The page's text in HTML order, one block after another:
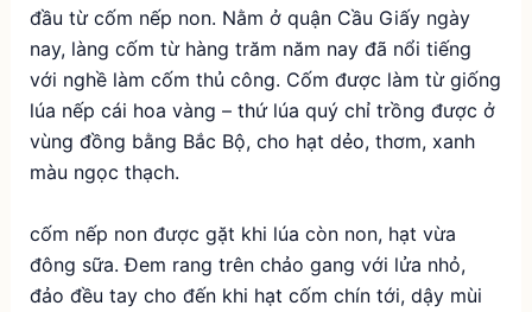
đầu từ cốm nếp non. Nằm ở quận Cầu Giấy ngày
nay, làng cốm từ hàng trăm năm nay đã nổi tiếng
với nghề làm cốm thủ công. Cốm được làm từ giống
lúa nếp cái hoa vàng – thứ lúa quý chỉ trồng được ở
vùng đồng bằng Bắc Bộ, cho hạt dẻo, thơm, xanh
màu ngọc thạch.
cốm nếp non được gặt khi lúa còn non, hạt vừa
đông sữa. Đem rang trên chảo gang với lửa nhỏ,
đảo đều tay cho đến khi hạt cốm chín tới, dậy mùi